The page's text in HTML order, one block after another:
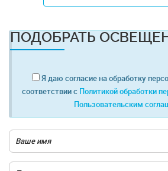
ПОДОБРАТЬ
Я даю согласие на обработку
соответствии с Политикой обработки
Пользовательским